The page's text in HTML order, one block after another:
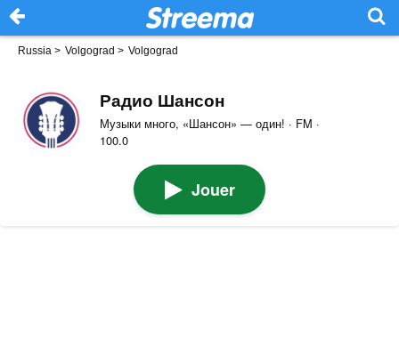
Russia > Volgograd > Volgograd
Радио Шансон
Музыки много, «Шансон» — один! · FM ·
100.0
Jouer